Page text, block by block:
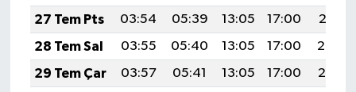
27 Tem Pts
03:54 05:39 13:05 17:00
20:21
28 Tem Sal
03:55 05:40 13:05 17:00
20:20
29 Tem Çar
03:57 05:41 13:05 17:00
20:19